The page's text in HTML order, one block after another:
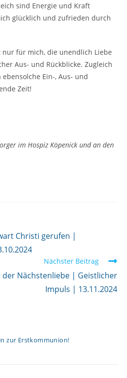
sind Energie und Kraft
glücklich und zufrieden durch
nur für mich, die unendlich Liebe
Aus- und Rückblicke. Zugleich
Ein-, Aus- und
Zeit!
im Hospiz Köpenick und an den
Christi gerufen |
Nächster Beitrag
der Nächstenliebe | Geistlicher
Impuls | 13.11.2024
zur Erstkommunion!